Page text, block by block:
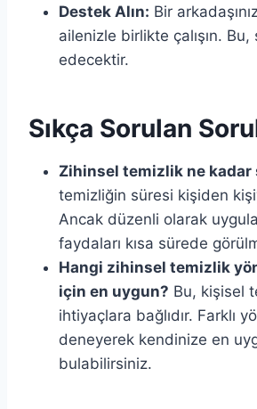
Destek Alın: Bir
ailenizle birlikte çalışın.
edecektir.
Sıkça Sorulan
Zihinsel temizlik ne kadar
temizliğin süresi kişiden
Ancak düzenli olarak
faydaları kısa sürede
Hangi zihinsel temizlik
için en uygun? Bu, kişisel
ihtiyaçlara bağlıdır. Farklı
deneyerek kendinize en
bulabilirsiniz.